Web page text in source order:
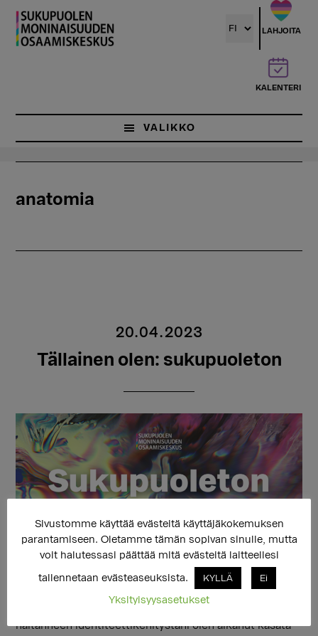
Hyppää
pääsisältöön
LAHJOITA
KALENTERI
VALIKKO
anatomia
20.04.2023
Tällainen olen: sukupuoleton
“Hiljakkoin olen taas kokenut tarvetta setviä suhdettani
sukupuoli-identiteettiini. Ymmärrettyäni vasta
aikuisiässä epäterveen lapsuusympäristöni muutenkin
haitanneen identiteettikehitystäni olen alkanut kasata
Sivustomme käyttää evästeitä käyttäjäkokemuksen
parantamiseen. Oletamme tämän sopivan sinulle, mutta
voit halutessasi päättää mitä evästeitä laitteellesi
tallennetaan evästeaseuksista. KYLLÄ Ei
Yksityisyysasetukset